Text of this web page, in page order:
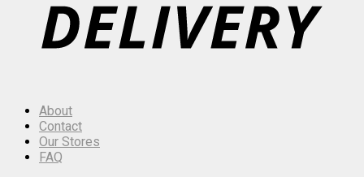
About
Contact
Our Stores
FAQ